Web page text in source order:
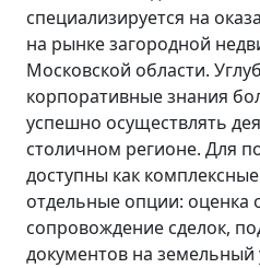
специализируется на
на рынке загородной
Московской области.
корпоративные знания
успешно осуществлять
столичном регионе. Для
доступны как комплексные
отдельные опции: оценка
сопровождение сделок,
документов на земельный